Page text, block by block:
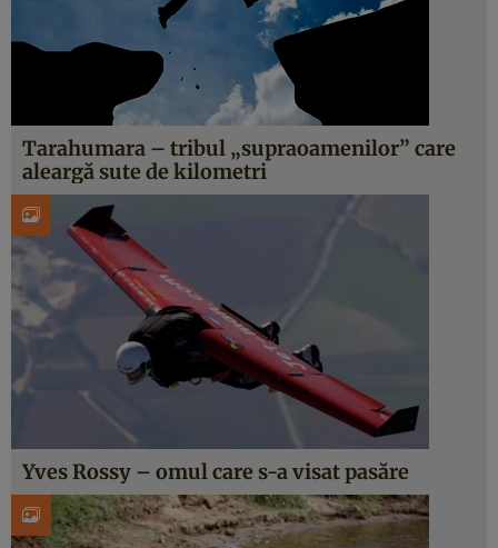
Tarahumara – tribul „supraoamenilor” care
aleargă sute de kilometri
Yves Rossy – omul care s-a visat pasăre